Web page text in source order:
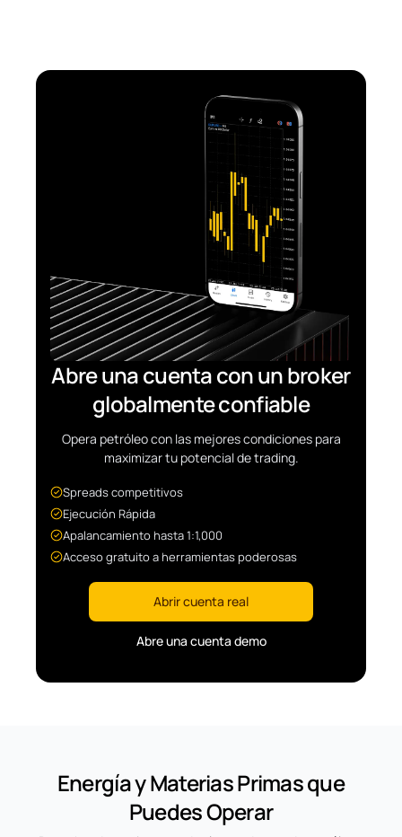
Abre una cuenta con un broker
globalmente confiable
Opera petróleo con las mejores condiciones para
maximizar tu potencial de trading.
Spreads competitivos
Ejecución Rápida
Apalancamiento hasta 1:1,000
Acceso gratuito a herramientas poderosas
Abrir cuenta real
Abre una cuenta demo
Energía y Materias Primas que
Puedes Operar